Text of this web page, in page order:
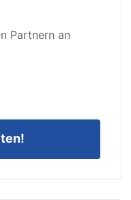
Partnern an